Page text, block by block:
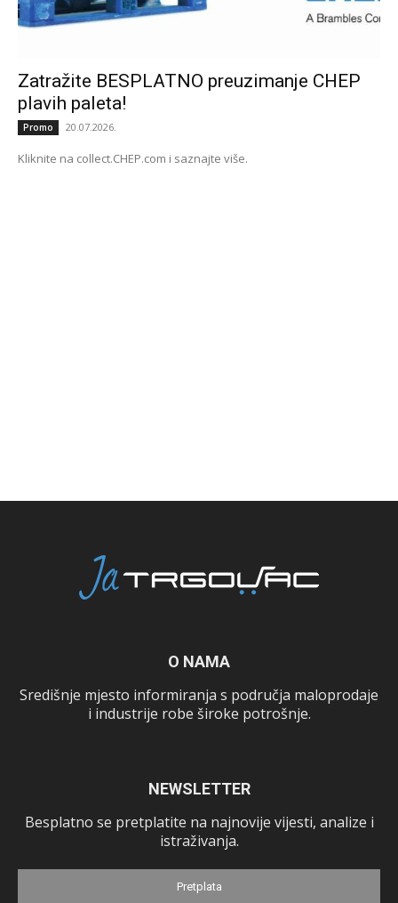
Zatražite BESPLATNO preuzimanje CHEP
plavih paleta!
Promo 20.07.2026.
Kliknite na collect.CHEP.com i saznajte više.
O NAMA
Središnje mjesto informiranja s područja maloprodaje
i industrije robe široke potrošnje.
NEWSLETTER
Besplatno se pretplatite na najnovije vijesti, analize i
istraživanja.
Pretplata